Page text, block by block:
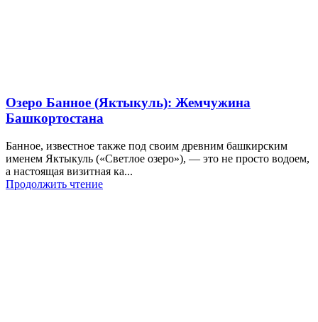
Озеро Банное (Яктыкуль): Жемчужина
Башкортостана
Банное, известное также под своим древним башкирским
именем Яктыкуль («Светлое озеро»), — это не просто водоем,
а настоящая визитная ка...
Продолжить чтение